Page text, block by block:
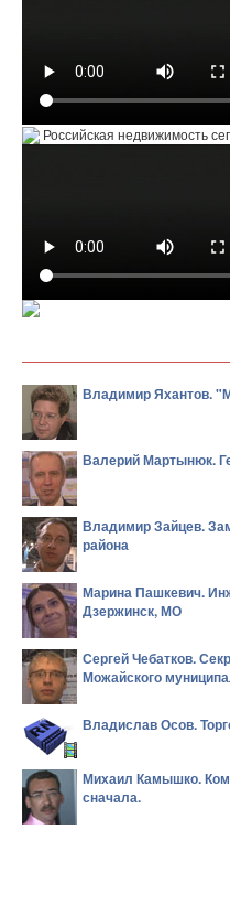
Российская недвижимость
Владимир Яхантов.
Валерий Мартынюк.
Владимир Зайцев.
района
Марина Пашкевич.
Дзержинск, МО
Сергей Чебатков.
Можайского
Владислав Осов.
Михаил Камышко.
сначала.